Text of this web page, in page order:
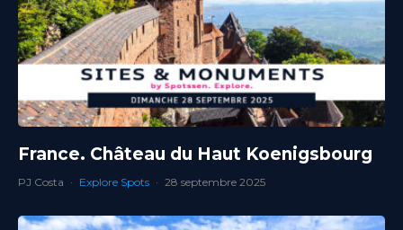
France. Château du Haut Koenigsbourg
PJ Costa · Explore Spots · 28 septembre 2025